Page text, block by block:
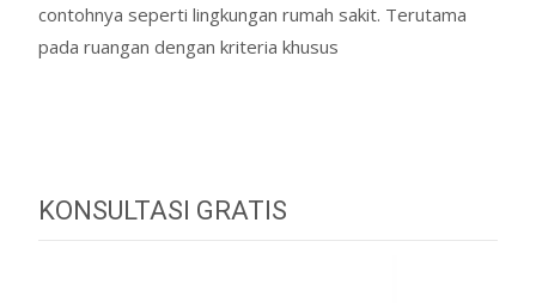
contohnya seperti lingkungan rumah sakit. Terutama
pada ruangan dengan kriteria khusus
KONSULTASI GRATIS